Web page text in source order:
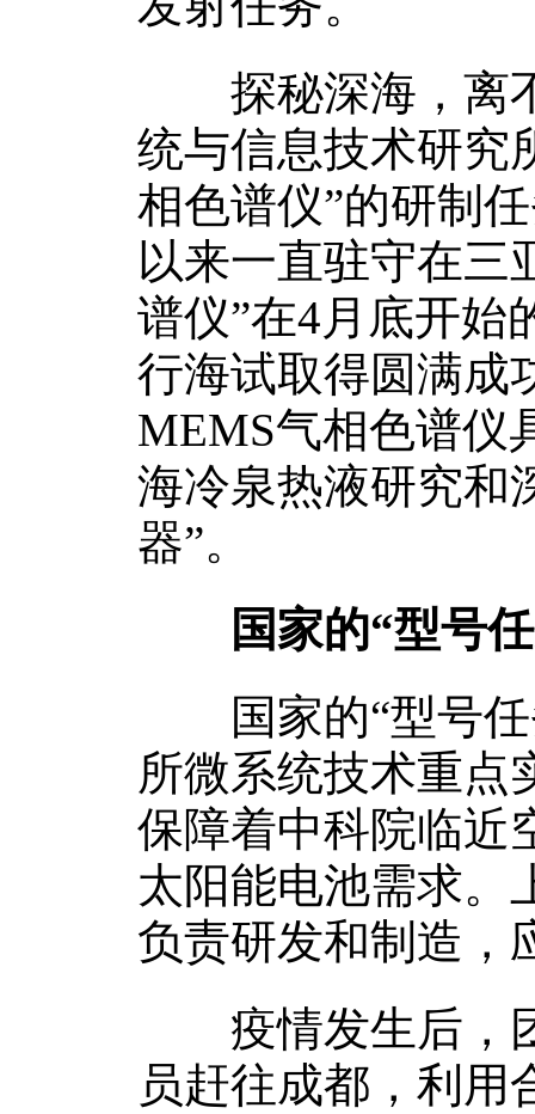
探秘深海，离不
统与信息技术研究
相色谱仪”的研制
以来一直驻守在三
谱仪”在4月底开始
行海试取得圆满成
MEMS气相色谱仪
海冷泉热液研究和
器”。
国家的“型号
国家的“型号任
所微系统技术重点
保障着中科院临近
太阳能电池需求。
负责研发和制造，
疫情发生后，团
员赶往成都，利用